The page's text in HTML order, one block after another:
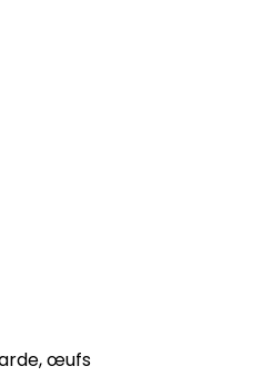
œufs